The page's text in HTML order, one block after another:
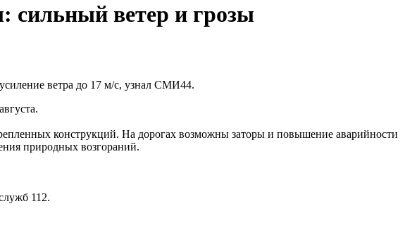
сильный ветер и грозы
ветра до 17 м/с, узнал СМИ44.
конструкций. На дорогах возможны заторы и повышение аварийности
природных возгораний.
112.